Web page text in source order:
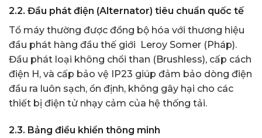
2.2. Đầu phát điện (Alternator) tiêu chuẩn quốc tế
Tổ máy thường được đồng bộ hóa với thương hiệu
đầu phát hàng đầu thế giới Leroy Somer (Pháp).
Đầu phát loại không chổi than (Brushless), cấp cách
điện H, và cấp bảo vệ IP23 giúp đảm bảo dòng điện
đầu ra luôn sạch, ổn định, không gây hại cho các
thiết bị điện tử nhạy cảm của hệ thống tải.
2.3. Bảng điều khiển thông minh